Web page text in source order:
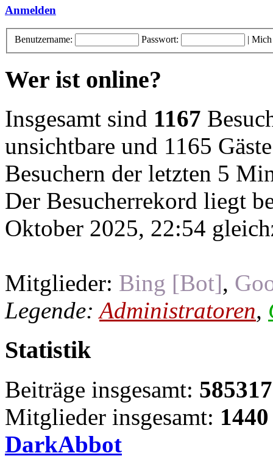
Anmelden
Benutzername: Passwort: | Mich
Wer ist online?
Insgesamt sind 1167
unsichtbare und 1165
Besuchern der letzten 5
Der Besucherrekord liegt
Oktober 2025, 22:54
Mitglieder: Bing [Bot],
Legende:Administratoren,
Statistik
Beiträge insgesamt: 585317
Mitglieder insgesamt: 1440
DarkAbbot